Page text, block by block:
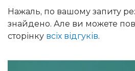
Нажаль, по вашому запиту
знайдено. Але ви можете
сторінку всіх відгуків.